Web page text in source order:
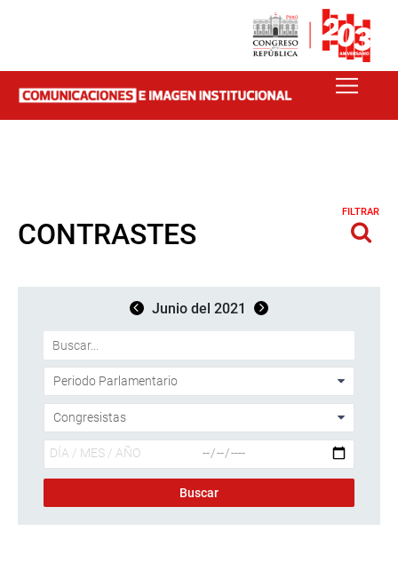
CONTRASTES
FILTRAR
Junio del 2021